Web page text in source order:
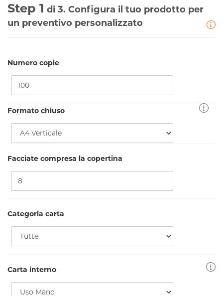
Step 1 di 3. Configura il tuo prodotto per
un preventivo personalizzato
Numero copie
Formato chiuso
Facciate compresa la copertina
Categoria carta
Carta interno